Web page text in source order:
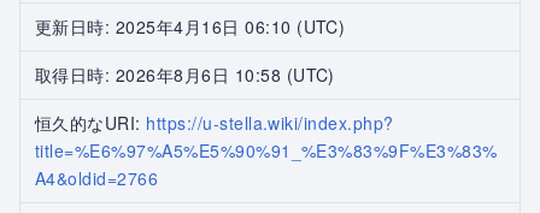
更新日時: 2025年4月16日 06:10 (UTC)
取得日時: 2026年8月6日 10:58 (UTC)
恒久的なURI: https://u-stella.wiki/index.php?
title=%E6%97%A5%E5%90%91_%E3%83%9F%E3%83%
A4&oldid=2766